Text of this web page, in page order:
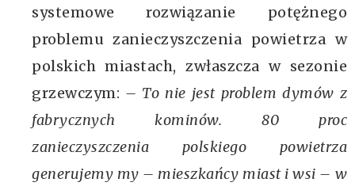
systemowe rozwiązanie potężnego
problemu zanieczyszczenia powietrza w
polskich miastach, zwłaszcza w sezonie
grzewczym: – To nie jest problem dymów z
fabrycznych kominów. 80 proc
zanieczyszczenia polskiego powietrza
generujemy my – mieszkańcy miast i wsi – w